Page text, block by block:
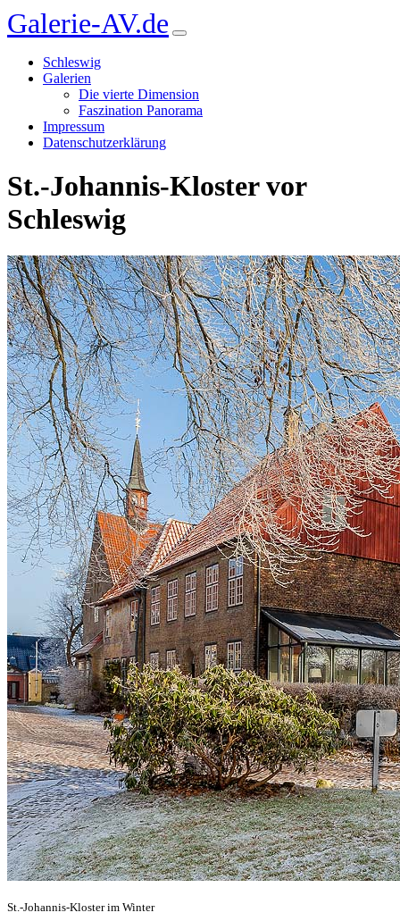
Galerie-AV.de
Schleswig
Galerien
Die vierte Dimension
Faszination Panorama
Impressum
Datenschutzerklärung
St.-Johannis-Kloster vor
Schleswig
St.-Johannis-Kloster im Winter